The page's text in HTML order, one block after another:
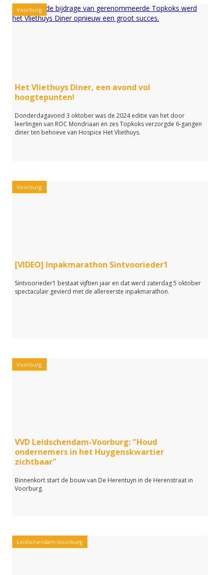
Voorburg
Het Vliethuys Diner, een avond vol
hoogtepunten!
Donderdagavond 3 oktober was de 2024 editie van het door
leerlingen van ROC Mondriaan en zes Topkoks verzorgde 6-gangen
diner ten behoeve van Hospice Het Vliethuys.
Voorburg
[VIDEO] Inpakmarathon Sintvoorieder1
Sintvoorieder1 bestaat vijftien jaar en dat werd zaterdag 5 oktober
spectaculair gevierd met de allereerste inpakmarathon.
Voorburg
VVD Leidschendam-Voorburg: "Houd
ondernemers in het Huygenskwartier
zichtbaar"
Binnenkort start de bouw van De Herentuyn in de Herenstraat in
Voorburg.
Leidschendam-Voorburg